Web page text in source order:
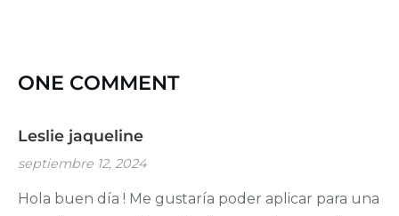
ONE COMMENT
Leslie jaqueline
septiembre 12, 2024
Hola buen día ! Me gustaría poder aplicar para una